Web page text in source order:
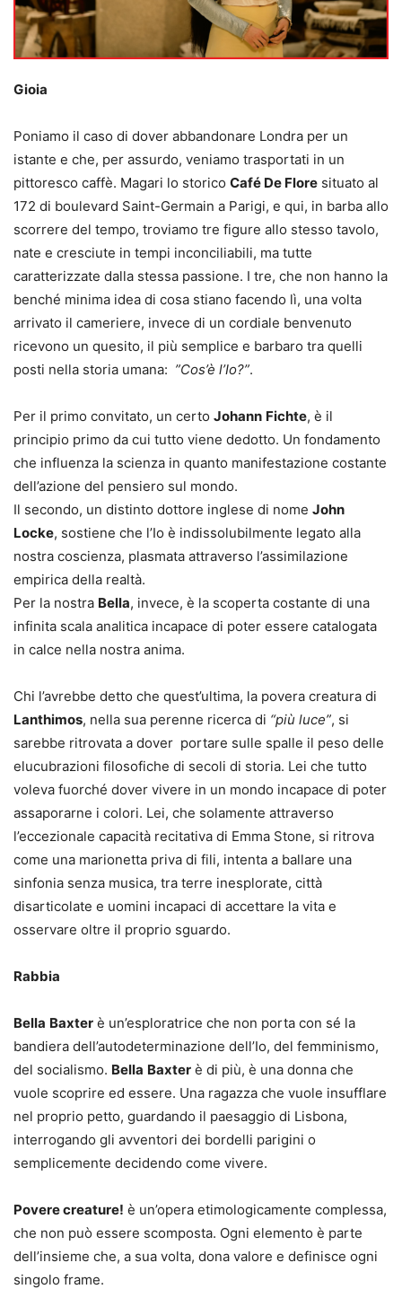
Gioia
Poniamo il caso di dover abbandonare Londra per un
istante e che, per assurdo, veniamo trasportati in un
pittoresco caffè. Magari lo storico Café De Flore situato al
172 di boulevard Saint-Germain a Parigi, e qui, in barba allo
scorrere del tempo, troviamo tre figure allo stesso tavolo,
nate e cresciute in tempi inconciliabili, ma tutte
caratterizzate dalla stessa passione. I tre, che non hanno la
benché minima idea di cosa stiano facendo lì, una volta
arrivato il cameriere, invece di un cordiale benvenuto
ricevono un quesito, il più semplice e barbaro tra quelli
posti nella storia umana: ”Cos’è l’Io?”.
Per il primo convitato, un certo Johann Fichte, è il
principio primo da cui tutto viene dedotto. Un fondamento
che influenza la scienza in quanto manifestazione costante
dell’azione del pensiero sul mondo.
Il secondo, un distinto dottore inglese di nome John
Locke, sostiene che l’Io è indissolubilmente legato alla
nostra coscienza, plasmata attraverso l’assimilazione
empirica della realtà.
Per la nostra Bella, invece, è la scoperta costante di una
infinita scala analitica incapace di poter essere catalogata
in calce nella nostra anima.
Chi l’avrebbe detto che quest’ultima, la povera creatura di
Lanthimos, nella sua perenne ricerca di “più luce”, si
sarebbe ritrovata a dover portare sulle spalle il peso delle
elucubrazioni filosofiche di secoli di storia. Lei che tutto
voleva fuorché dover vivere in un mondo incapace di poter
assaporarne i colori. Lei, che solamente attraverso
l’eccezionale capacità recitativa di Emma Stone, si ritrova
come una marionetta priva di fili, intenta a ballare una
sinfonia senza musica, tra terre inesplorate, città
disarticolate e uomini incapaci di accettare la vita e
osservare oltre il proprio sguardo.
Rabbia
Bella Baxter è un’esploratrice che non porta con sé la
bandiera dell’autodeterminazione dell’Io, del femminismo,
del socialismo. Bella Baxter è di più, è una donna che
vuole scoprire ed essere. Una ragazza che vuole insufflare
nel proprio petto, guardando il paesaggio di Lisbona,
interrogando gli avventori dei bordelli parigini o
semplicemente decidendo come vivere.
Povere creature! è un’opera etimologicamente complessa,
che non può essere scomposta. Ogni elemento è parte
dell’insieme che, a sua volta, dona valore e definisce ogni
singolo frame.